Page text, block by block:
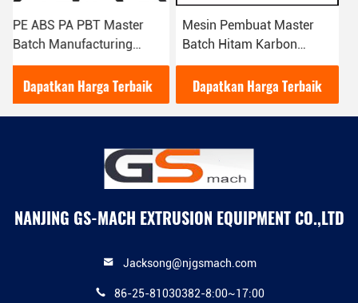
Mesin Pembuat Master
Batch Hitam Karbon
Dengan Kneader / Dua
Tahap Extruder
Dapatkan Harga Terbaik
PP / PE Filler Master
Batch Manufacturing
Machine Kneader Line
Untuk Blowing Film
Dapatkan Harga Terbaik
NANJING GS-MACH EXTRUSION EQUIPMENT CO.,LTD
Jacksong@njgsmach.com
86-25-81030382-8:00~17:00